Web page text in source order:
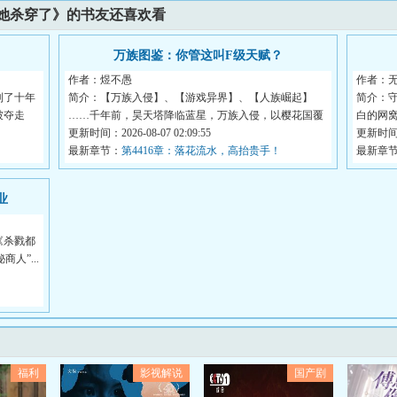
杀穿了》的书友还喜欢看
了十年
夺走
万族图鉴：你管这叫F级天赋？
作者：煜不愚
简介：【万族入侵】、【游戏异界】、【人族崛起】
……千年前，昊天塔降临蓝星，万族入侵，以樱花国覆
灭开...
更新时间：2026-08-07 02:09:55
最新章节： 第4416章：落花流水，高抬贵手！
作者：
简介：
白的网
&lt;br...
更新时
最新章
杀戮都
商人”...
福利 影视解说 国产剧